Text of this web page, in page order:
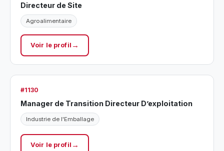
Directeur de Site
Agroalimentaire
Voir le profil
#1130
Manager de Transition Directeur D’exploitation
Industrie de l'Emballage
Voir le profil